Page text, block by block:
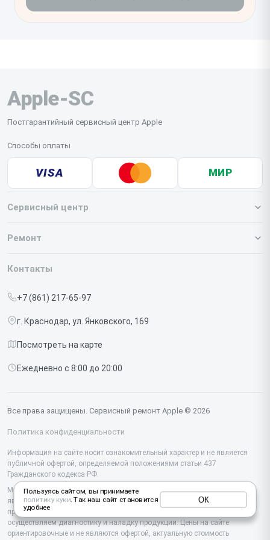
Apple-SC
Постгарантийный сервисный центр Apple
Способы оплаты
VISA МИР
Сервисный центр
О нашем сервисе
Срочный ремонт
Доставка и способы оплаты
Диагностика
Контакты
Ремонт
Iphone
Studio Display
Vision Pro
Контакты
+7 (861) 217-65-97
г. Краснодар, ул. Янковского, 169
Посмотреть на карте
Ежедневно с 8:00 до 20:00
Все права защищены. Сервисный ремонт Apple © 2026
Политика конфиденциальности
Информация на сайте носит ознакомительный характер и не является
публичной офертой, определяемой положениями статьи 437
Гражданского кодекса РФ.
Мы специализируемся на обслуживании и ремонте техники Apple, но не
являемся их официальным представителем. Предоставляем
профессиональные услуги после истечения гарантии, а также
осуществляем диагностику и наладку продукции. Цены на сайте
ориентировочные и не являются офертой, актуальную стоимость
Пользуясь сайтом, вы принимаете
политику куки. Так наш сайт становится
удобнее
ОК